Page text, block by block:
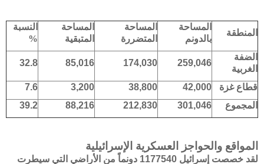
النسبة
%
المساحة
المتبقية
المساحة
المتضررة
المساحة
بالدونم
المنطقة
32.8 85,016 174,030 259,046
الضفة
الغربية
7.6
3,200 38,800 42,000
قطاع غزة
39.2
88,216 212,830 301,046 المجموع
المواقع والحواجز العسكرية الإسرائيلية